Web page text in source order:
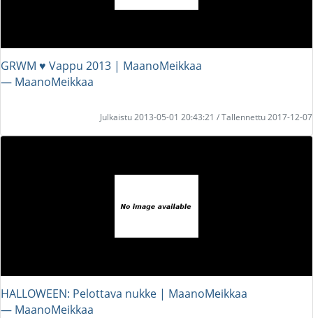
GRWM ♥ Vappu 2013 | MaanoMeikkaa
― MaanoMeikkaa
Julkaistu 2013-05-01 20:43:21 / Tallennettu 2017-12-07
HALLOWEEN: Pelottava nukke | MaanoMeikkaa
― MaanoMeikkaa